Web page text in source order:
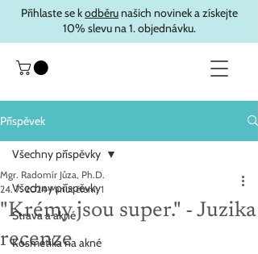
Přihlaste se kodběrunašich novinek a získejte
10% slevu na 1. objednávku.
Příspěvek
Všechny příspěvky
Strava a akné
Kosmetika na akné
Všechny příspěvky
"Krémy jsou super." - Juzika
recenze
Mgr. Radomír Jůza, Ph.D.
24. 7. 2024 Minut čtení: 1